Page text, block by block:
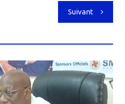
Suivant